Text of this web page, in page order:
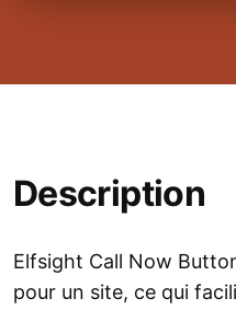
Description
Elfsight Call Now
pour un site, ce qui